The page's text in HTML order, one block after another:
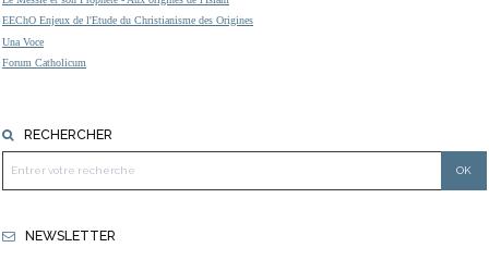
EEChO Enjeux de l'Etude du Christianisme des Origines
Una Voce
Forum Catholicum
RECHERCHER
NEWSLETTER